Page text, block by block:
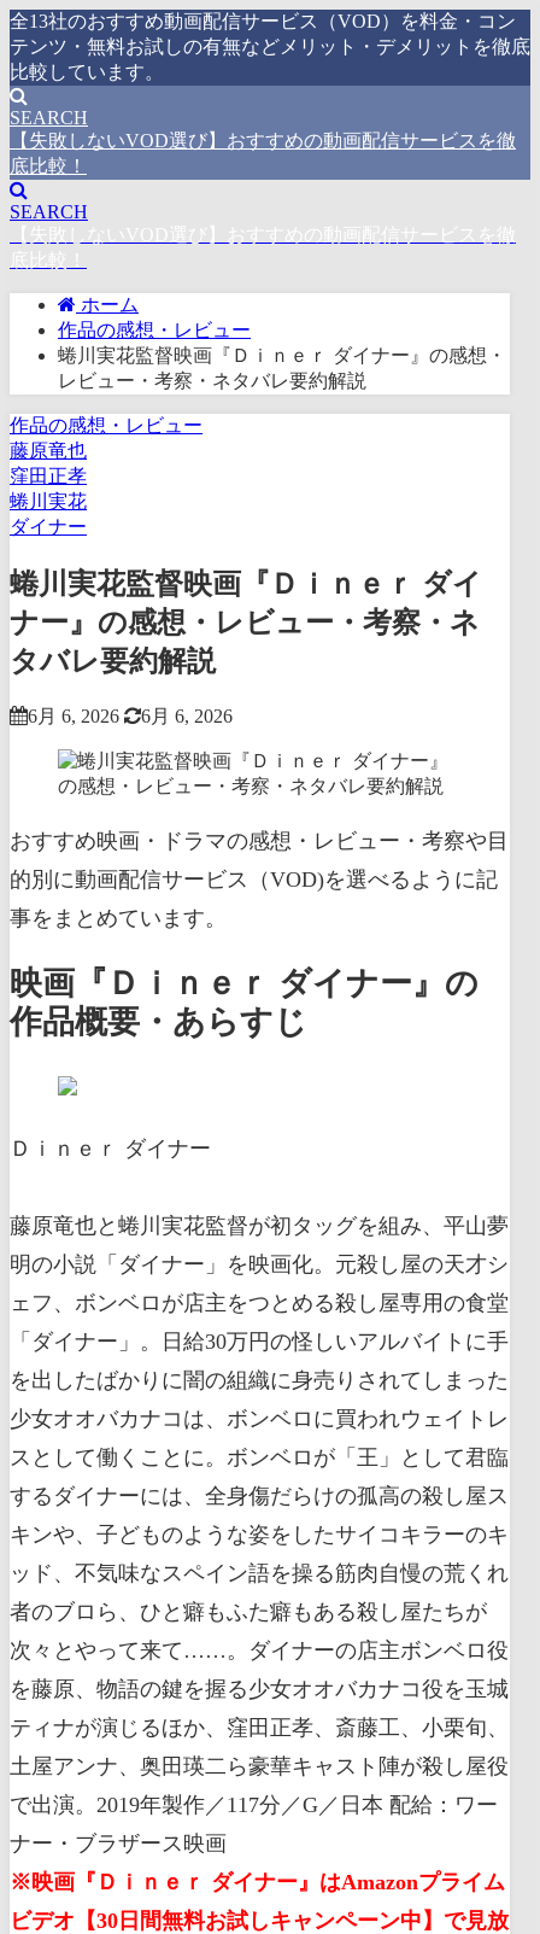
全13社のおすすめ動画配信サービス（VOD）を料金・コン
テンツ・無料お試しの有無などメリット・デメリットを徹底
比較しています。
SEARCH
【失敗しないVOD選び】おすすめの動画配信サービスを徹
底比較！
SEARCH
【失敗しないVOD選び】おすすめの動画配信サービスを徹
底比較！
ホーム
作品の感想・レビュー
蜷川実花監督映画『Ｄｉｎｅｒ ダイナー』の感想・
レビュー・考察・ネタバレ要約解説
作品の感想・レビュー
藤原竜也
窪田正孝
蜷川実花
ダイナー
蜷川実花監督映画『Ｄｉｎｅｒ ダイ
ナー』の感想・レビュー・考察・ネ
タバレ要約解説
6月 6, 2026 6月 6, 2026
おすすめ映画・ドラマの感想・レビュー・考察や目
的別に動画配信サービス（VOD)を選べるように記
事をまとめています。
映画『Ｄｉｎｅｒ ダイナー』の
作品概要・あらすじ
Ｄｉｎｅｒ ダイナー
藤原竜也と蜷川実花監督が初タッグを組み、平山夢
明の小説「ダイナー」を映画化。元殺し屋の天才シ
ェフ、ボンベロが店主をつとめる殺し屋専用の食堂
「ダイナー」。日給30万円の怪しいアルバイトに手
を出したばかりに闇の組織に身売りされてしまった
少女オオバカナコは、ボンベロに買われウェイトレ
スとして働くことに。ボンベロが「王」として君臨
するダイナーには、全身傷だらけの孤高の殺し屋ス
キンや、子どものような姿をしたサイコキラーのキ
ッド、不気味なスペイン語を操る筋肉自慢の荒くれ
者のブロら、ひと癖もふた癖もある殺し屋たちが
次々とやって来て……。ダイナーの店主ボンベロ役
を藤原、物語の鍵を握る少女オオバカナコ役を玉城
ティナが演じるほか、窪田正孝、斎藤工、小栗旬、
土屋アンナ、奥田瑛二ら豪華キャスト陣が殺し屋役
で出演。2019年製作／117分／G／日本 配給：ワー
ナー・ブラザース映画
※映画『Ｄｉｎｅｒ ダイナー』はAmazonプライム
ビデオ【30日間無料お試しキャンペーン中】で見放